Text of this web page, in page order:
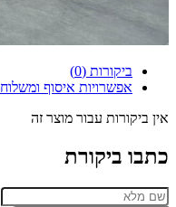
ביקורות (0)
אפשרויות איסוף ומשלוח
אין ביקורות עבור מוצר זה
כתבו ביקורת